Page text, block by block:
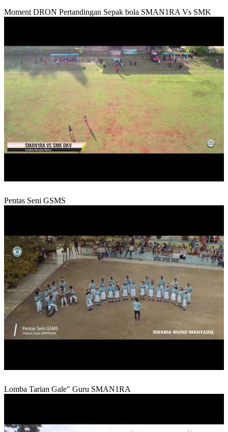
Moment DRON Pertandingan Sepak bola SMAN1RA Vs SMK
Pentas Seni GSMS
Lomba Tarian Gale" Guru SMAN1RA